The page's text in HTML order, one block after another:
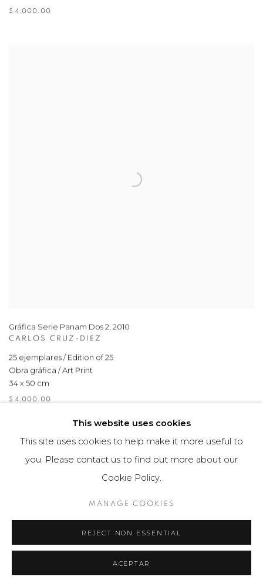
$ 4,000.00
Gráfica Serie Panam Dos 2 2010
CARLOS CRUZ-DIEZ
25 ejemplares / Edition of 25
Obra gráfica / Art Print
34 x 50 cm
$ 4,000.00
This website uses cookies
This site uses cookies to help make it more useful to
you. Please contact us to find out more about our
Cookie Policy.
MANAGE COOKIES
REJECT NON ESSENTIAL
ACEPTAR